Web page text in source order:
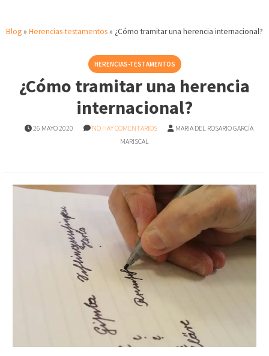
Blog» Herencias-testamentos» ¿Cómo tramitar una herencia internacional?
HERENCIAS-TESTAMENTOS
¿Cómo tramitar una herencia
internacional?
26 MAYO 2020 NO HAY COMENTARIOS
MARIA DEL ROSARIO GARCÍA
MARISCAL